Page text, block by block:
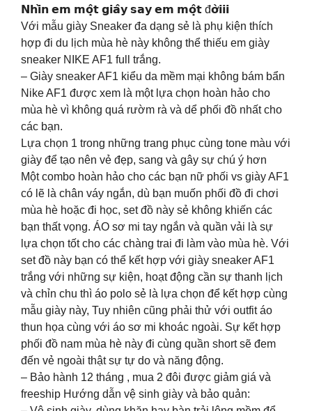
𝗡𝗵𝗶̀𝗻 𝗲𝗺 𝗺𝗼̣̂𝘁 𝗴𝗶𝗮̂𝘆 𝘀𝗮𝘆 𝗲𝗺 𝗺𝗼̣̂𝘁 đ𝗼̛̀𝗶𝗶𝗶
Với mẫu giày Sneaker đa dạng sẻ là phụ kiện thích
hợp đi du lịch mùa hè này không thể thiếu em giày
sneaker NIKE AF1 full trắng.
– Giày sneaker AF1 kiểu da mềm mại không bám bẩn
Nike AF1 được xem là một lựa chọn hoàn hảo cho
mùa hè vì không quá rườm rà và dể phối đồ nhất cho
các bạn.
Lựa chọn 1 trong những trang phục cùng tone màu với
giày để tạo nên vẻ đẹp, sang và gây sự chú ý hơn
Một combo hoàn hảo cho các bạn nữ phối vs giày AF1
có lẽ là chân váy ngắn, dù bạn muốn phối đồ đi chơi
mùa hè hoặc đi học, set đồ này sẻ không khiến các
bạn thất vọng. ÁO sơ mi tay ngắn và quần vải là sự
lựa chọn tốt cho các chàng trai đi làm vào mùa hè. Với
set đồ này bạn có thể kết hợp với giày sneaker AF1
trắng với những sự kiện, hoạt động cần sự thanh lịch
và chỉn chu thì áo polo sẻ là lựa chọn để kết hợp cùng
mẫu giày này, Tuy nhiên cũng phải thử với outfit áo
thun họa cùng với áo sơ mi khoác ngoài. Sự kết hợp
phối đồ nam mùa hè này đi cùng quần short sẽ đem
đến vẻ ngoài thật sự tự do và năng động.
– Bảo hành 12 tháng , mua 2 đôi được giảm giá và
freeship Hướng dẫn vệ sinh giày và bảo quản: